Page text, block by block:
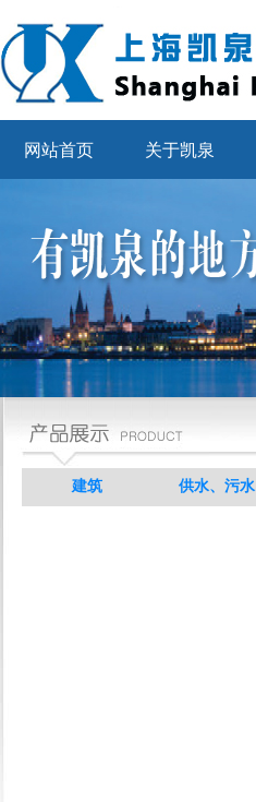
网站首页 关于凯泉
建筑 供水、污水